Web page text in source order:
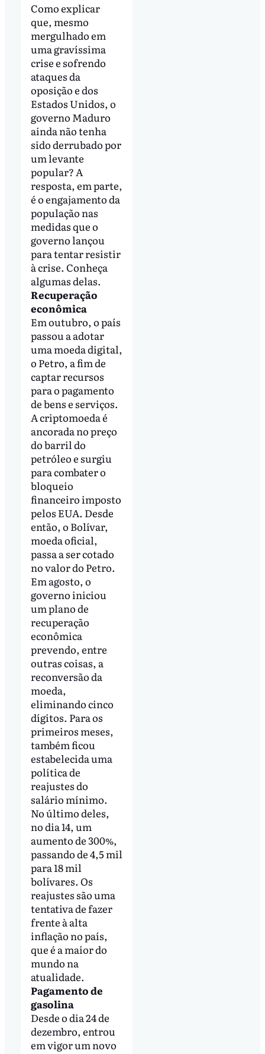
Como explicar
que, mesmo
mergulhado em
uma gravíssima
crise e sofrendo
ataques da
oposição e dos
Estados Unidos, o
governo Maduro
ainda não tenha
sido derrubado por
um levante
popular? A
resposta, em parte,
é o engajamento da
população nas
medidas que o
governo lançou
para tentar resistir
à crise. Conheça
algumas delas.
Recuperação
econômica
Em outubro, o país
passou a adotar
uma moeda digital,
o Petro, a fim de
captar recursos
para o pagamento
de bens e serviços.
A criptomoeda é
ancorada no preço
do barril do
petróleo e surgiu
para combater o
bloqueio
financeiro imposto
pelos EUA. Desde
então, o Bolívar,
moeda oficial,
passa a ser cotado
no valor do Petro.
Em agosto, o
governo iniciou
um plano de
recuperação
econômica
prevendo, entre
outras coisas, a
reconversão da
moeda,
eliminando cinco
dígitos. Para os
primeiros meses,
também ficou
estabelecida uma
política de
reajustes do
salário mínimo.
No último deles,
no dia 14, um
aumento de 300%,
passando de 4,5 mil
para 18 mil
bolívares. Os
reajustes são uma
tentativa de fazer
frente à alta
inflação no país,
que é a maior do
mundo na
atualidade.
Pagamento de
gasolina
Desde o dia 24 de
dezembro, entrou
em vigor um novo